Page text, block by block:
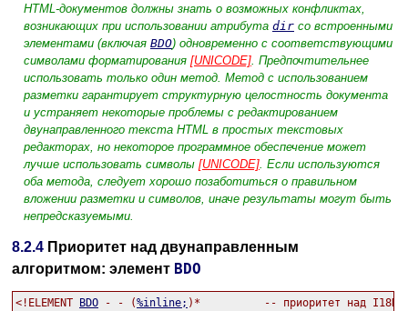
HTML-документов должны знать о возможных конфликтах,
возникающих при использовании атрибута dir со встроенными
элементами (включая BDO) одновременно с соответствующими
символами форматирования [UNICODE]. Предпочтительнее
использовать только один метод. Метод с использованием
разметки гарантирует структурную целостность документа
и устраняет некоторые проблемы с редактированием
двунаправленного текста HTML в простых текстовых
редакторах, но некоторое программное обеспечение может
лучше использовать символы [UNICODE]. Если используются
оба метода, следует хорошо позаботиться о правильном
вложении разметки и символов, иначе результаты могут быть
непредсказуемыми.
8.2.4 Приоритет над двунаправленным
алгоритмом: элемент BDO
<!ELEMENT BDO - - (%inline; )*          -- приоритет над I18N